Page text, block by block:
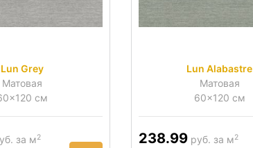
Lun Grey
Матовая
см
за м2
Lun Alabastre
Матовая
60x120 см
238.99 руб. за м2